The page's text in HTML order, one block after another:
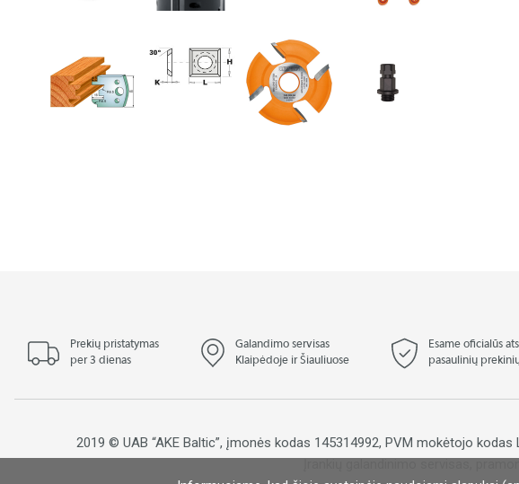
Prekių pristatymas
per 3 dienas
Galandimo servisas
Klaipėdoje ir Šiauliuose
Esame oficialūs
pasaulinių
2019 © UAB “AKE Baltic”, įmonės kodas 145314992, PVM mokėtojo